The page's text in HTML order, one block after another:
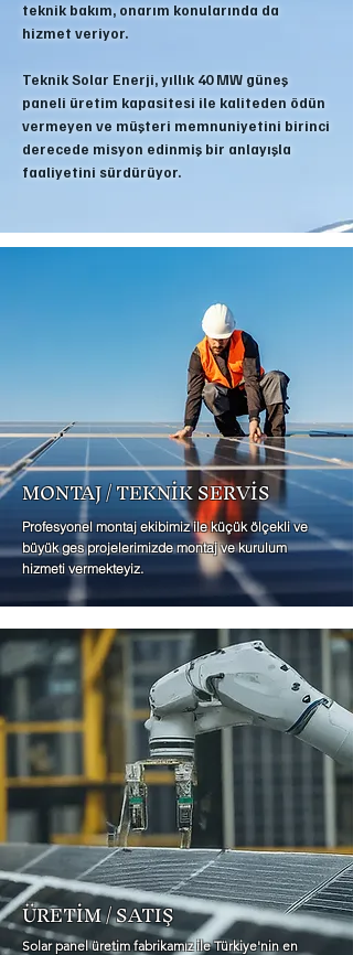
teknik bakım, onarım konularında da
hizmet veriyor.
Teknik Solar Enerji, yıllık 40 MW güneş
paneli üretim kapasitesi ile kaliteden ödün
vermeyen ve müşteri memnuniyetini birinci
derecede misyon edinmiş bir anlayışla
faaliyetini sürdürüyor.
MONTAJ / TEKNİK SERVİS
Profesyonel montaj ekibimiz ile küçük ölçekli ve
büyük ges projelerimizde montaj ve kurulum
hizmeti vermekteyiz.
ÜRETİM / SATIŞ
Solar panel üretim fabrikamız ile Türkiye'nin en